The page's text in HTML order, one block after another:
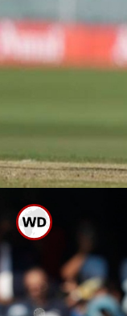
ಶುಬ್ನಂ ಗಿಲ್
ದಿಗ್ಗಜ ಸಚಿನ್
ತೆಂಡುಲ್ಕರ್
ಸುದ್ದಿಯಿತ್ತು.